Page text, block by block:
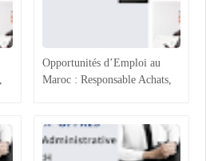
Opportunités d’Emploi au
Maroc : Responsable Achats,